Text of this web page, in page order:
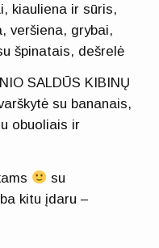
kiauliena ir sūris,
veršiena, grybai,
špinatais, dešrelė
SALDŪS KIBINŲ
su bananais,
obuoliais ir
su
kitu įdaru –